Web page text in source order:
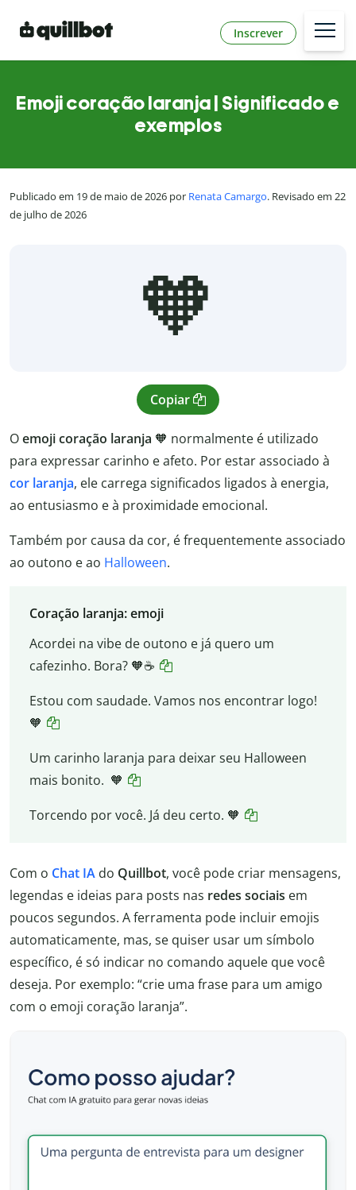
Inscrever
Emoji coração laranja | Significado e
exemplos
Publicado em 19 de maio de 2026 por Renata Camargo. Revisado em 22
de julho de 2026
🧡
Copiar
Oemoji coração laranja 🧡 normalmente é utilizado
para expressar carinho e afeto. Por estar associado à
cor laranja, ele carrega significados ligados à energia,
ao entusiasmo e à proximidade emocional.
Também por causa da cor, é frequentemente associado
ao outono e ao Halloween.
Coração laranja: emoji
Acordei na vibe de outono e já quero um
cafezinho. Bora? 🧡☕
Estou com saudade. Vamos nos encontrar logo!
🧡
Um carinho laranja para deixar seu Halloween
mais bonito. 🧡
Torcendo por você. Já deu certo. 🧡
Com o Chat IA do Quillbot, você pode criar mensagens,
legendas e ideias para posts nas redes sociais em
poucos segundos. A ferramenta pode incluir emojis
automaticamente, mas, se quiser usar um símbolo
específico, é só indicar no comando aquele que você
deseja. Por exemplo: “crie uma frase para um amigo
com o emoji coração laranja”.